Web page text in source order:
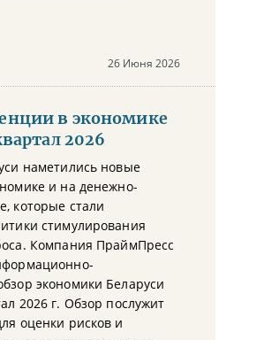
26 Июня 2026
в экономике
2026
наметились новые
и на денежно-
которые стали
стимулирования
Компания ПраймПресс
экономики Беларуси
2026 г. Обзор послужит
оценки рисков и